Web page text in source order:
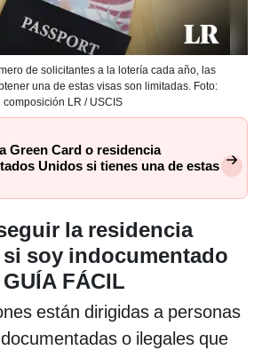
de solicitantes a la lotería cada año, las
una de estas visas son limitadas. Foto:
composición LR / USCIS
Green Card o residencia
Unidos si tienes una de estas
la residencia
soy indocumentado
FÁCIL
están dirigidas a personas
o ilegales que